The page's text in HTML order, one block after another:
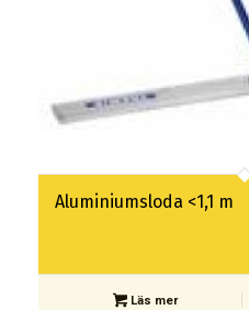
Aluminiumsloda <1,1 m
Läs mer